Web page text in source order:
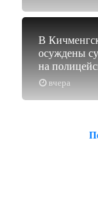
вчера
В
осуждены
на